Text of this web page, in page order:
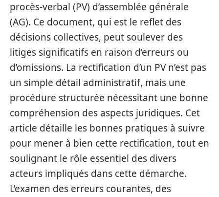
procès-verbal (PV) d’assemblée générale
(AG). Ce document, qui est le reflet des
décisions collectives, peut soulever des
litiges significatifs en raison d’erreurs ou
d’omissions. La rectification d’un PV n’est pas
un simple détail administratif, mais une
procédure structurée nécessitant une bonne
compréhension des aspects juridiques. Cet
article détaille les bonnes pratiques à suivre
pour mener à bien cette rectification, tout en
soulignant le rôle essentiel des divers
acteurs impliqués dans cette démarche.
L’examen des erreurs courantes, des